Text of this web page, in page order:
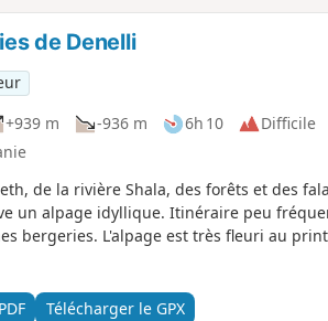
de Denelli
+939 m -936 m 6h 10
Difficile
de la rivière Shala, des forêts et des
un alpage idyllique. Itinéraire peu
bergeries. L'alpage est très fleuri au
Télécharger le GPX